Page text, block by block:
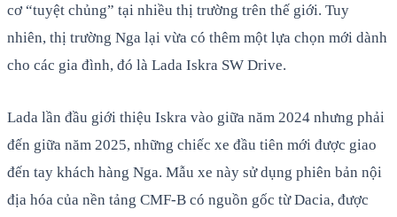
cơ “tuyệt chủng” tại nhiều thị trường trên thế giới. Tuy
nhiên, thị trường Nga lại vừa có thêm một lựa chọn mới dành
cho các gia đình, đó là Lada Iskra SW Drive.
Lada lần đầu giới thiệu Iskra vào giữa năm 2024 nhưng phải
đến giữa năm 2025, những chiếc xe đầu tiên mới được giao
đến tay khách hàng Nga. Mẫu xe này sử dụng phiên bản nội
địa hóa của nền tảng CMF-B có nguồn gốc từ Dacia, được